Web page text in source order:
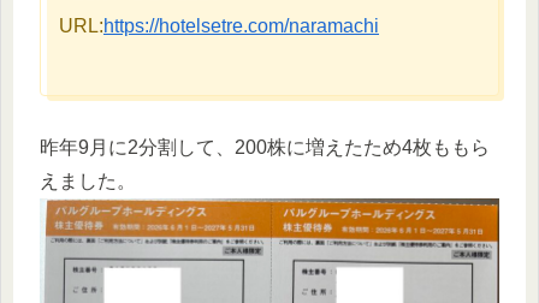
URL:https://hotelsetre.com/naramachi
昨年9月に2分割して、200株に増えたため4枚ももら
えました。